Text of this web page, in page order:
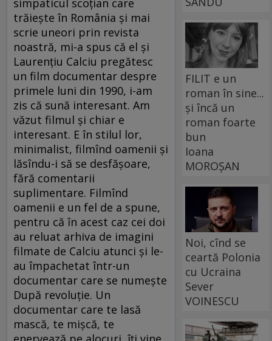
simpaticul scoţian care
trăieşte în România şi mai
scrie uneori prin revista
noastră, mi-a spus că el şi
Laurenţiu Calciu pregătesc
un film documentar despre
primele luni din 1990, i-am
zis că sună interesant. Am
văzut filmul şi chiar e
interesant. E în stilul lor,
minimalist, filmînd oamenii şi
lăsîndu-i să se desfăşoare,
fără comentarii
suplimentare. Filmînd
oamenii e un fel de a spune,
pentru că în acest caz cei doi
au reluat arhiva de imagini
filmate de Calciu atunci şi le-
au împachetat într-un
documentar care se numeşte
După revoluţie. Un
documentar care te lasă
mască, te mişcă, te
FILIT e un
roman în sine...
și încă un
roman foarte
bun
Ioana
MOROȘAN
Noi, cînd se
ceartă Polonia
cu Ucraina
Sever
VOINESCU